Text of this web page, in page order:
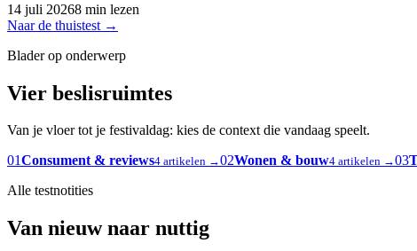
14 juli 20268 min lezen
Naar de thuistest →
Blader op onderwerp
Vier beslisruimtes
Van je vloer tot je festivaldag: kies de context die vandaag speelt.
01Consument & reviews4 artikelen →02Wonen & bouw4 artikelen →03
Alle testnotities
Van nieuw naar nuttig